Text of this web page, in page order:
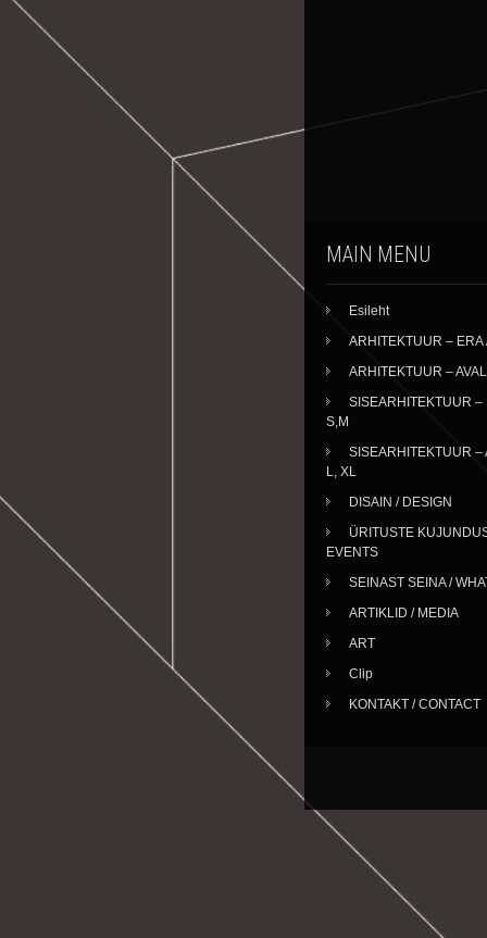
MAIN MENU
Esileht
ARHITEKTUUR – ERA
ARHITEKTUUR –
SISEARHITEKTUUR –
S,M
SISEARHITEKTUUR –
L, XL
DISAIN / DESIGN
ÜRITUSTE
EVENTS
SEINAST SEINA /
ARTIKLID / MEDIA
ART
Clip
KONTAKT / CONTACT